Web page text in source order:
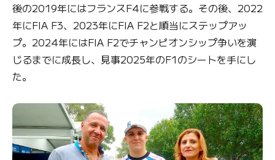
後の2019年にはフランスF4に参戦する。その後、2022
年にFIA F3、2023年にFIA F2と順当にステップアッ
プ。2024年にはFIA F2でチャンピオンシップ争いを演
じるまでに成長し、見事2025年のF1のシートを手にし
た。